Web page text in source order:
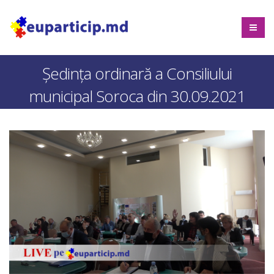
Ședinţa ordinară a Consiliului
municipal Soroca din 30.09.2021